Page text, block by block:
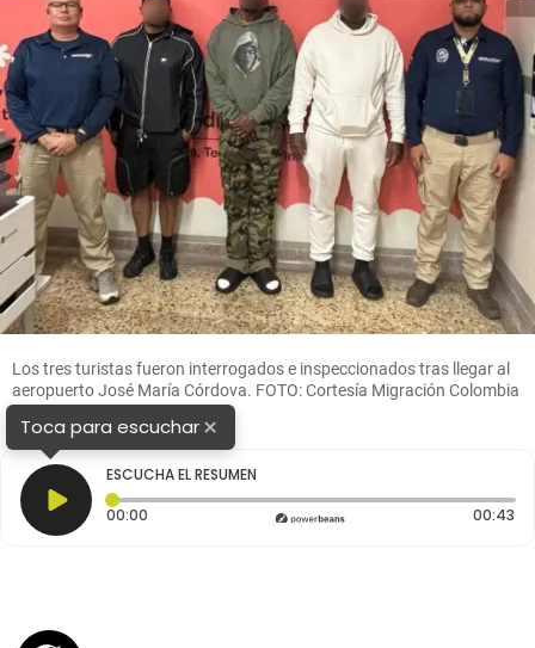
Los tres turistas fueron interrogados e inspeccionados tras llegar al
aeropuerto José María Córdova. FOTO: Cortesía Migración Colombia
Toca para escuchar×
ESCUCHA EL RESUMEN
00:00 Tiempo transcurrido: 0 segundos 00:43